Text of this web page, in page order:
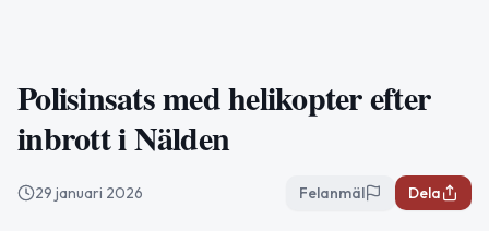
Polisinsats med helikopter efter
inbrott i Nälden
29 januari 2026 Felanmäl Dela